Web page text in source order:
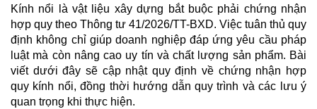
Kính nổi là vật liệu xây dựng bắt buộc phải chứng nhận
hợp quy theo Thông tư 41/2026/TT-BXD. Việc tuân thủ quy
định không chỉ giúp doanh nghiệp đáp ứng yêu cầu pháp
luật mà còn nâng cao uy tín và chất lượng sản phẩm. Bài
viết dưới đây sẽ cập nhật quy định về chứng nhận hợp
quy kính nổi, đồng thời hướng dẫn quy trình và các lưu ý
quan trọng khi thực hiện.